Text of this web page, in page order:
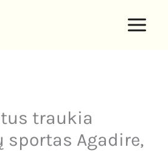
traukia
sportas Agadire,